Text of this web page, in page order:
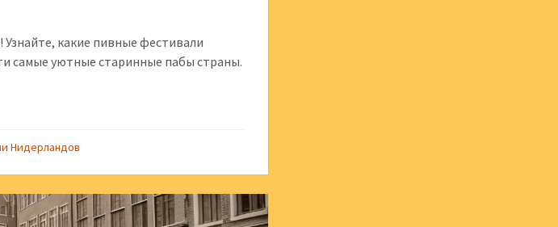
какие пивные фестивали
самые уютные старинные пабы страны.
Нидерландов